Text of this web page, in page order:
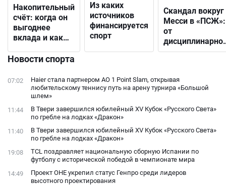
Накопительный
счёт: когда он
выгоднее
вклада и как
подходящий
Из каких
источников
финансируется
спорт
Скандал вокруг
Месси в «ПСЖ»:
от
решения до
фанатами
Новости спорта
07:02
Haier стала партнером AO 1 Point Slam, открывая
любительскому теннису путь на арену турнира «Большой
шлем»
11:44
В Твери завершился юбилейный XV Кубок «Русского Света»
по гребле на лодках «Дракон»
11:40
В Твери завершился юбилейный XV Кубок «Русского Света»
по гребле на лодках «Дракон»
19:08
TCL поздравляет национальную сборную Испании по
футболу с исторической победой в чемпионате мира
14:49
Проект ОНЕ укрепил статус Генпро среди лидеров
высотного проектирования